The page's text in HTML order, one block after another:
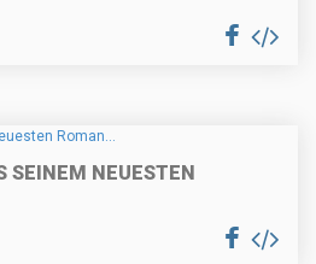
SEINEM NEUESTEN